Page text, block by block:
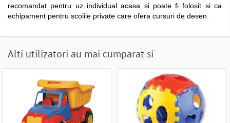
recomandat pentru uz individual acasa si poate fi folosit si ca
echipament pentru scolile private care ofera cursuri de desen.
Alti utilizatori au mai cumparat si